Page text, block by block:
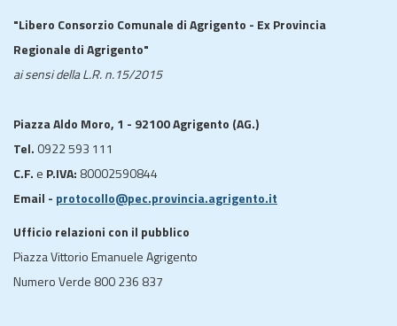
"Libero Consorzio Comunale di Agrigento - Ex Provincia
Regionale di Agrigento"
ai sensi della L.R. n.15/2015
Piazza Aldo Moro, 1 - 92100 Agrigento (AG.)
Tel. 0922 593 111
C.F. e P.IVA: 80002590844
Email - protocollo@pec.provincia.agrigento.it
Ufficio relazioni con il pubblico
Piazza Vittorio Emanuele Agrigento
Numero Verde 800 236 837